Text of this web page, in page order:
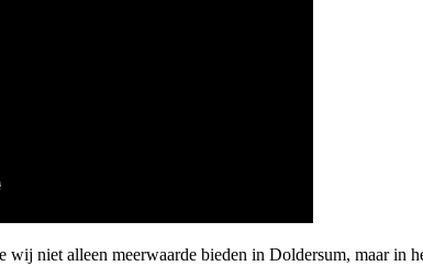
wij niet alleen meerwaarde bieden in Doldersum, maar